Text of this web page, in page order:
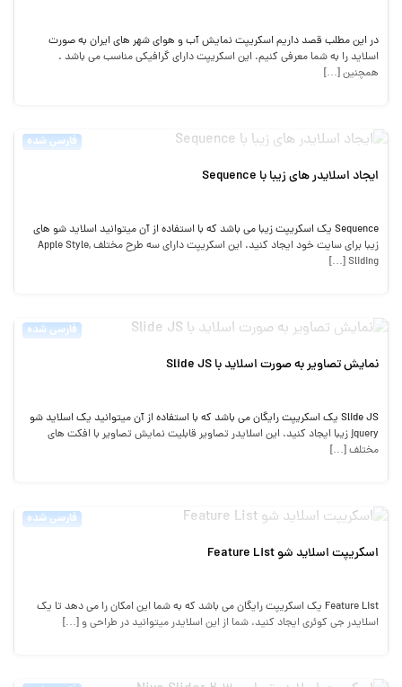
در این مطلب قصد داریم اسکریپت نمایش آب و هوای شهر های ایران به صورت
اسلاید را به شما معرفی کنیم. این اسکریپت دارای گرافیکی مناسب می باشد .
همچنین […]
فارسی شده
ایجاد اسلایدر های زیبا با Sequence
Sequence یک اسکریپت زیبا می باشد که با استفاده از آن میتوانید اسلاید شو های
زیبا برای سایت خود ایجاد کنید. این اسکریپت دارای سه طرح مختلف Apple Style,
Sliding […]
فارسی شده
نمایش تصاویر به صورت اسلاید با Slide JS
Slide JS یک اسکریپت رایگان می باشد که با استفاده از آن میتوانید یک اسلاید شو
jquery زیبا ایجاد کنید. این اسلایدر تصاویر قابلیت نمایش تصاویر با افکت های
مختلف […]
فارسی شده
اسکریپت اسلاید شو Feature List
Feature List یک اسکریپت رایگان می باشد که به شما این امکان را می دهد تا یک
اسلایدر جی کوئری ایجاد کنید. شما از این اسلایدر میتوانید در طراحی و […]